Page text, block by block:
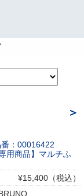
＞
用商品】マルチふ
¥15,400（税込）